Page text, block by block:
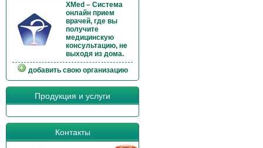
XMed – Система
онлайн прием
врачей, где вы
получите
медицинскую
консультацию, не
выходя из дома.
добавить свою организацию
Продукция и услуги
Контакты